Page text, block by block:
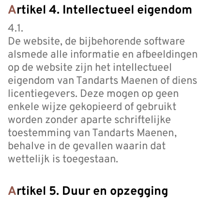
Artikel 4. Intellectueel eigendom
4.1.
De website, de bijbehorende software
alsmede alle informatie en afbeeldingen
op de website zijn het intellectueel
eigendom van Tandarts Maenen of diens
licentiegevers. Deze mogen op geen
enkele wijze gekopieerd of gebruikt
worden zonder aparte schriftelijke
toestemming van Tandarts Maenen,
behalve in de gevallen waarin dat
wettelijk is toegestaan.
Artikel 5. Duur en opzegging